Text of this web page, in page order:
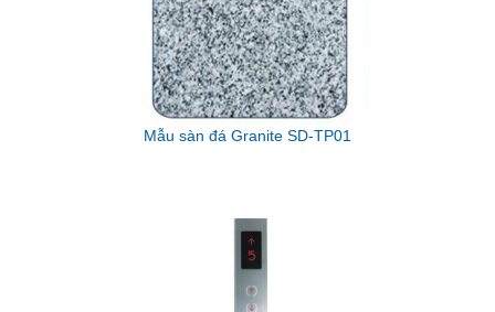
Mẫu sàn đá Granite SD-TP01